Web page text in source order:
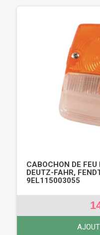
CABOCHON DE
DEUTZ-FAHR,
9EL115003055